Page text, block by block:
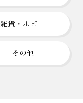
雑貨・ホビー
その他